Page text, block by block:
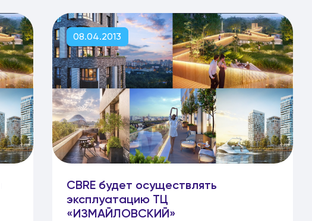
08.04.2013
CBRE будет осуществлять
эксплуатацию ТЦ
«ИЗМАЙЛОВСКИЙ»